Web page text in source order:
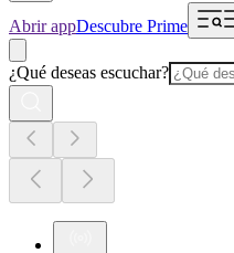
Abrir appDescubre Prime
¿Qué deseas escuchar?